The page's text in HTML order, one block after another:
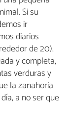
Si su
ir
diarios
de 20).
y completa,
verduras y
la zanahoria
a no ser que